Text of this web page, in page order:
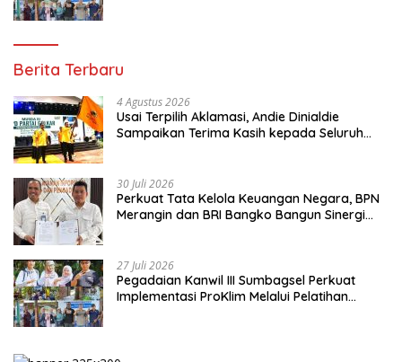
Berita Terbaru
4 Agustus 2026
Usai Terpilih Aklamasi, Andie Dinialdie
Sampaikan Terima Kasih kepada Seluruh
30 Juli 2026
Perkuat Tata Kelola Keuangan Negara, BPN
Merangin dan BRI Bangko Bangun Sinergi
27 Juli 2026
Pegadaian Kanwil III Sumbagsel Perkuat
Implementasi ProKlim Melalui Pelatihan